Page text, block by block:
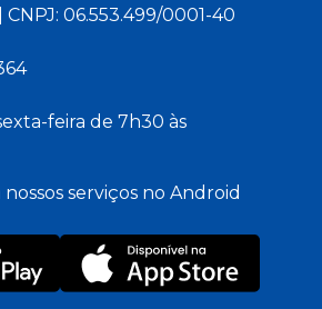
CNPJ: 06.553.499/0001-40
feira de 7h30 às
serviços no Android